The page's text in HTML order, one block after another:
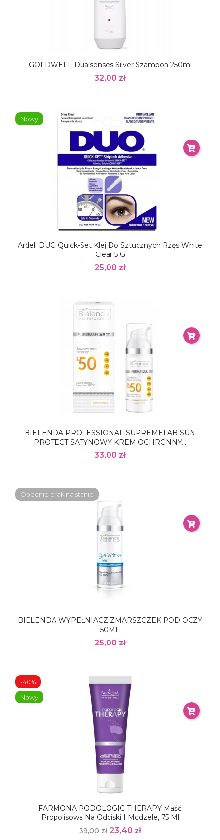
GOLDWELL Dualsenses Silver Szampon 250ml
32,00 zł
Ardell DUO Quick-Set Klej Do Sztucznych Rzęs White
Clear 5 G
25,00 zł
Nowy
BIELENDA PROFESSIONAL SUPREMELAB SUN
PROTECT SATYNOWY KREM OCHRONNY...
33,00 zł
BIELENDA WYPEŁNIACZ ZMARSZCZEK POD OCZY
50ML
25,00 zł
Obecnie brak na stanie
FARMONA PODOLOGIC THERAPY Maść
Propolisowa Na Odciski I Modzele, 75 Ml
39,00 zł 23,40 zł
-40%
Nowy